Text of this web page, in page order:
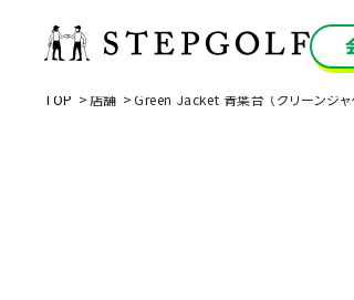
TOP 店舗 Green Jacket 青葉台 （グリーンジャ